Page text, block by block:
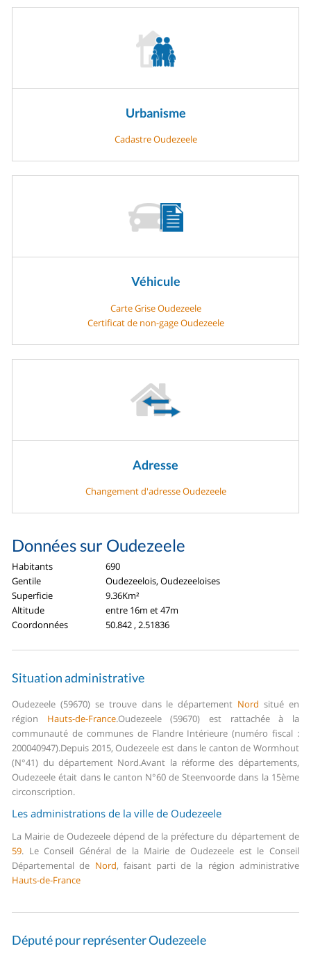
Urbanisme
Cadastre Oudezeele
Véhicule
Carte Grise Oudezeele
Certificat de non-gage Oudezeele
Adresse
Changement d'adresse Oudezeele
Données sur Oudezeele
Habitants
690
Gentile
Oudezeelois, Oudezeeloises
Superficie
9.36Km²
Altitude
entre 16m et 47m
Coordonnées
50.842 , 2.51836
Situation administrative
Oudezeele (59670) se trouve dans le département Nord situé en
région Hauts-de-France.Oudezeele (59670) est rattachée à la
communauté de communes de Flandre Intérieure (numéro fiscal :
200040947).Depuis 2015, Oudezeele est dans le canton de Wormhout
(N°41) du département Nord.Avant la réforme des départements,
Oudezeele était dans le canton N°60 de Steenvoorde dans la 15ème
circonscription.
Les administrations de la ville de Oudezeele
La Mairie de Oudezeele dépend de la préfecture du département de
59. Le Conseil Général de la Mairie de Oudezeele est le Conseil
Départemental de Nord, faisant parti de la région administrative
Hauts-de-France
Député pour représenter Oudezeele